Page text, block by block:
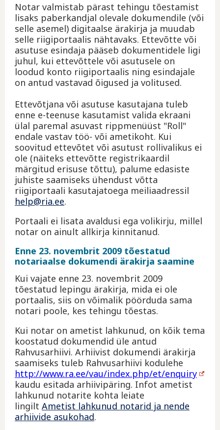
Notar valmistab pärast tehingu tõestamist
lisaks paberkandjal olevale dokumendile (või
selle asemel) digitaalse ärakirja ja muudab
selle riigiportaalis nähtavaks. Ettevõtte või
asutuse esindaja pääseb dokumentidele ligi
juhul, kui ettevõttele või asutusele on
loodud konto riigiportaalis ning esindajale
on antud vastavad õigused ja volitused.
Ettevõtjana või asutuse kasutajana tuleb
enne e-teenuse kasutamist valida ekraani
ülal paremal asuvast rippmenüüst "Roll"
endale vastav töö- või ametikoht. Kui
soovitud ettevõtet või asutust rollivalikus ei
ole (näiteks ettevõtte registrikaardil
märgitud erisuse tõttu), palume edasiste
juhiste saamiseks ühendust võtta
riigiportaali kasutajatoega meiliaadressil
help@ria.ee.
Portaali ei lisata avaldusi ega volikirju, millel
notar on ainult allkirja kinnitanud.
Enne 23. novembrit 2009 tõestatud
notariaalse dokumendi ärakirja saamine
Kui vajate enne 23. novembrit 2009
tõestatud lepingu ärakirja, mida ei ole
portaalis, siis on võimalik pöörduda sama
notari poole, kes tehingu tõestas.
Kui notar on ametist lahkunud, on kõik tema
koostatud dokumendid üle antud
Rahvusarhiivi. Arhiivist dokumendi ärakirja
saamiseks tuleb Rahvusarhiivi kodulehe
http://www.ra.ee/vau/index.php/et/enquiry
kaudu esitada arhiivipäring. Infot ametist
lahkunud notarite kohta leiate
lingilt Ametist lahkunud notarid ja nende
arhiivide asukohad.